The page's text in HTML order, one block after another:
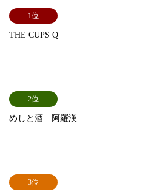
1位
THE CUPS Q
2位
めしと酒 阿羅漢
3位